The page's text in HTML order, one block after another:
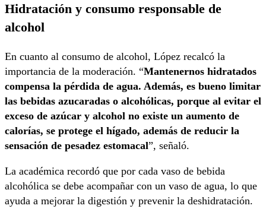
Hidratación y consumo responsable de
alcohol
En cuanto al consumo de alcohol, López recalcó la
importancia de la moderación. “Mantenernos hidratados
compensa la pérdida de agua. Además, es bueno limitar
las bebidas azucaradas o alcohólicas, porque al evitar el
exceso de azúcar y alcohol no existe un aumento de
calorías, se protege el hígado, además de reducir la
sensación de pesadez estomacal”, señaló.
La académica recordó que por cada vaso de bebida
alcohólica se debe acompañar con un vaso de agua, lo que
ayuda a mejorar la digestión y prevenir la deshidratación.